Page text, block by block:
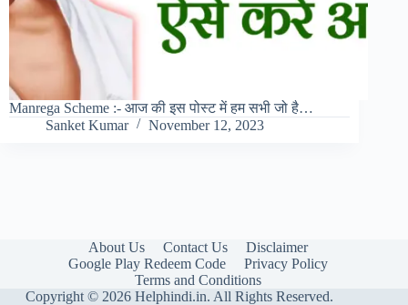
Manrega Scheme :- आज की इस पोस्ट में हम सभी जो है…
Sanket Kumar
November 12, 2023
About Us Contact Us
Disclaimer
Google Play Redeem Code
Privacy Policy
Terms and Conditions
Copyright © 2026 Helphindi.in. All Rights Reserved.